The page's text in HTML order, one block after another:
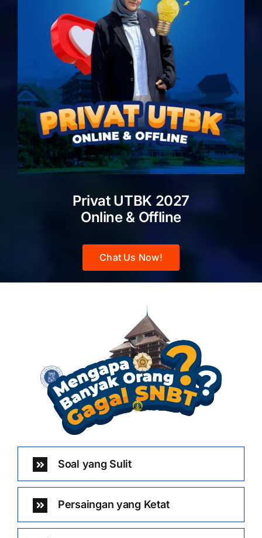
Privat UTBK 2027
Online & Offline
Chat Us Now!
Soal yang Sulit
Persaingan yang Ketat